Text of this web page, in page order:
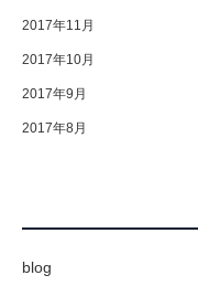
2017年11月
2017年10月
2017年9月
2017年8月
blog